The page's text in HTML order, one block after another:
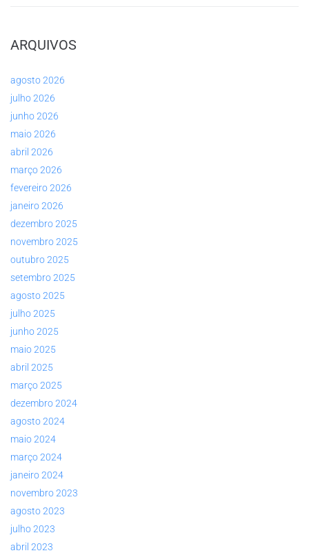
ARQUIVOS
agosto 2026
julho 2026
junho 2026
maio 2026
abril 2026
março 2026
fevereiro 2026
janeiro 2026
dezembro 2025
novembro 2025
outubro 2025
setembro 2025
agosto 2025
julho 2025
junho 2025
maio 2025
abril 2025
março 2025
dezembro 2024
agosto 2024
maio 2024
março 2024
janeiro 2024
novembro 2023
agosto 2023
julho 2023
abril 2023